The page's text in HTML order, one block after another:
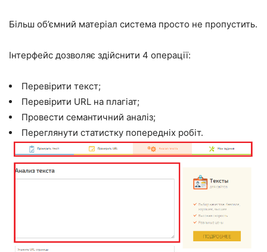
Більш об’ємний матеріал система просто не пропустить.
Інтерфейс дозволяє здійснити 4 операції:
Перевірити текст;
Перевірити URL на плагіат;
Провести семантичний аналіз;
Переглянути статистку попередніх робіт.